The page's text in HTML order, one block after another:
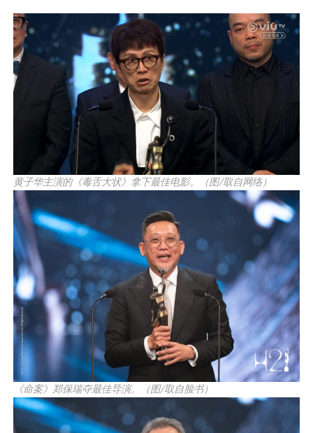
黄子华主演的《毒舌大状》拿下最佳电影。（图/取自网络）
《命案》郑保瑞夺最佳导演。（图/取自脸书）